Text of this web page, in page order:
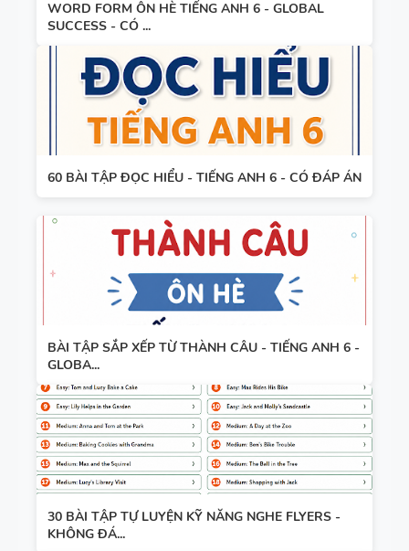
WORD FORM ÔN HÈ TIẾNG ANH 6 - GLOBAL
SUCCESS - CÓ ...
60 BÀI TẬP ĐỌC HIỂU - TIẾNG ANH 6 - CÓ ĐÁP ÁN
BÀI TẬP SẮP XẾP TỪ THÀNH CÂU - TIẾNG ANH 6 -
GLOBA...
30 BÀI TẬP TỰ LUYỆN KỸ NĂNG NGHE FLYERS -
KHÔNG ĐÁ...